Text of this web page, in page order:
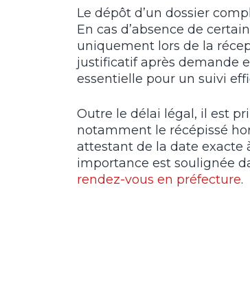
Le dépôt d’un dossier
En cas d’absence de
uniquement lors de la
justificatif après demande
essentielle pour un suivi
Outre le délai légal, il est
notamment le récépissé
attestant de la date exacte
importance est soulignée
rendez-vous en préfecture.